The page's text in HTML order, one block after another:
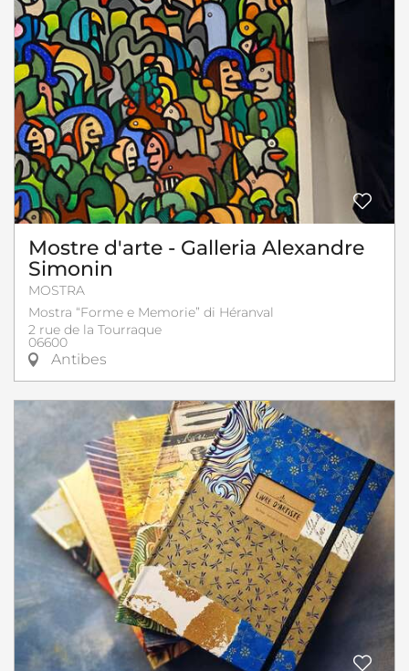
Mostre d'arte - Galleria Alexandre
Simonin
MOSTRA
Mostra “Forme e Memorie” di Héranval
2 rue de la Tourraque
06600
Antibes